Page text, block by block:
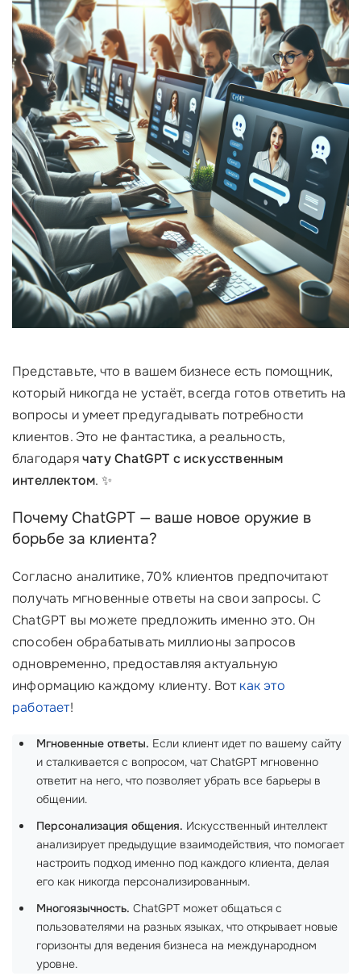
Представьте, что в вашем бизнесе есть помощник,
который никогда не устаёт, всегда готов ответить на
вопросы и умеет предугадывать потребности
клиентов. Это не фантастика, а реальность,
благодарячату ChatGPT с искусственным
интеллектом. ✨
Почему ChatGPT — ваше новое оружие в
борьбе за клиента?
Согласно аналитике, 70% клиентов предпочитают
получать мгновенные ответы на свои запросы. С
ChatGPT вы можете предложить именно это. Он
способен обрабатывать миллионы запросов
одновременно, предоставляя актуальную
информацию каждому клиенту. Воткак это
работает!
Мгновенные ответы. Если клиент идет по вашему сайту
и сталкивается с вопросом, чат ChatGPT мгновенно
ответит на него, что позволяет убрать все барьеры в
общении.
Персонализация общения. Искусственный интеллект
анализирует предыдущие взаимодействия, что помогает
настроить подход именно под каждого клиента, делая
его как никогда персонализированным.
Многоязычность. ChatGPT может общаться с
пользователями на разных языках, что открывает новые
горизонты для ведения бизнеса на международном
уровне.